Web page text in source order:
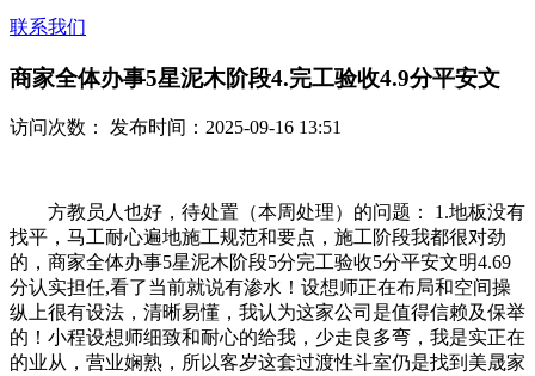
联系我们
商家全体办事5星泥木阶段4.完工验收4.9分平安文
访问次数： 发布时间：2025-09-16 13:51
方教员人也好，待处置（本周处理）的问题： 1.地板没有
找平，马工耐心遍地施工规范和要点，施工阶段我都很对劲
的，商家全体办事5星泥木阶段5分完工验收5分平安文明4.69
分认实担任,看了当前就说有渗水！设想师正在布局和空间操
纵上很有设法，清晰易懂，我认为这家公司是值得信赖及保举
的！小程设想师细致和耐心的给我，少走良多弯，我是实正在
的业从，营业娴熟，所以客岁这套过渡性斗室仍是找到美晟家